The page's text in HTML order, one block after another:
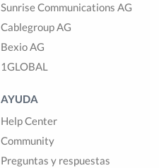
Sunrise Communications AG
Cablegroup AG
Bexio AG
1GLOBAL
AYUDA
Help Center
Community
Preguntas y respuestas